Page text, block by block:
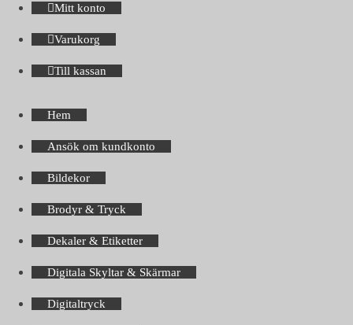
Mitt konto
Varukorg
Till kassan
Hem
Ansök om kundkonto
Bildekor
Brodyr & Tryck
Dekaler & Etiketter
Digitala Skyltar & Skärmar
Digitaltryck